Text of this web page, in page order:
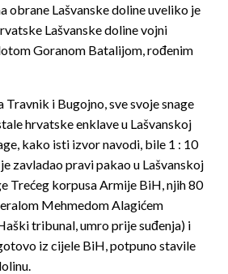
obrane Lašvanske doline uveliko je
Lašvanske doline vojni
Goranom Batalijom, rođenim
i Bugojno, sve svoje snage
hrvatske enklave u Lašvanskoj
kako isti izvor navodi, bile 1 : 10
zavladao pravi pakao u Lašvanskoj
Trećeg korpusa Armije BiH, njih 80
Mehmedom Alagićem
tribunal, umro prije suđenja) i
iz cijele BiH, potpuno stavile